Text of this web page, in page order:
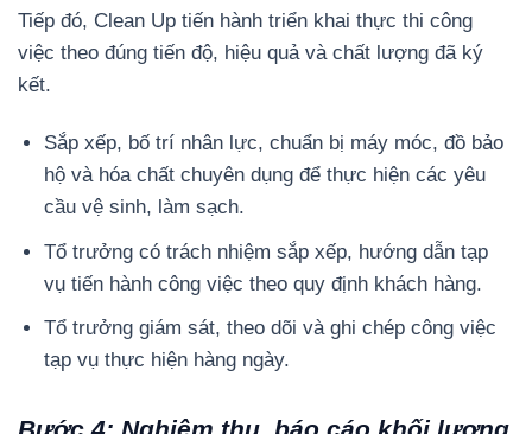
Tiếp đó, Clean Up tiến hành triển khai thực thi công
việc theo đúng tiến độ, hiệu quả và chất lượng đã ký
kết.
Sắp xếp, bố trí nhân lực, chuẩn bị máy móc, đồ bảo
hộ và hóa chất chuyên dụng để thực hiện các yêu
cầu vệ sinh, làm sạch.
Tổ trưởng có trách nhiệm sắp xếp, hướng dẫn tạp
vụ tiến hành công việc theo quy định khách hàng.
Tổ trưởng giám sát, theo dõi và ghi chép công việc
tạp vụ thực hiện hàng ngày.
Bước 4: Nghiệm thu, báo cáo khối lượng